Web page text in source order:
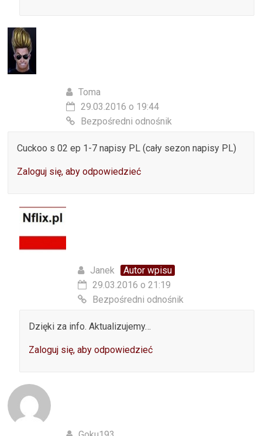
Toma
29.03.2016 o 19:44
Bezpośredni odnośnik
Cuckoo s 02 ep 1-7 napisy PL (cały sezon napisy PL)
Zaloguj się, aby odpowiedzieć
Janek
Autor wpisu
29.03.2016 o 21:19
Bezpośredni odnośnik
Dzięki za info. Aktualizujemy…
Zaloguj się, aby odpowiedzieć